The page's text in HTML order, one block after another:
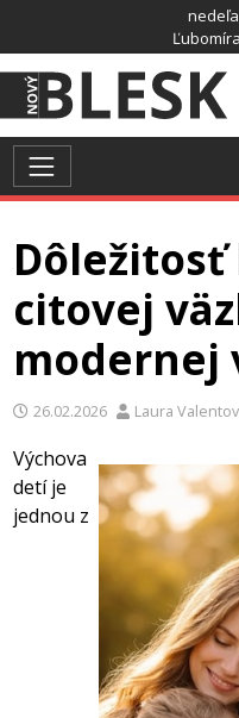
obsah
Ľubomíra
Dôležitosť
citovej
modernej
26.02.2026 Laura
Výchova
detí je
jednou z